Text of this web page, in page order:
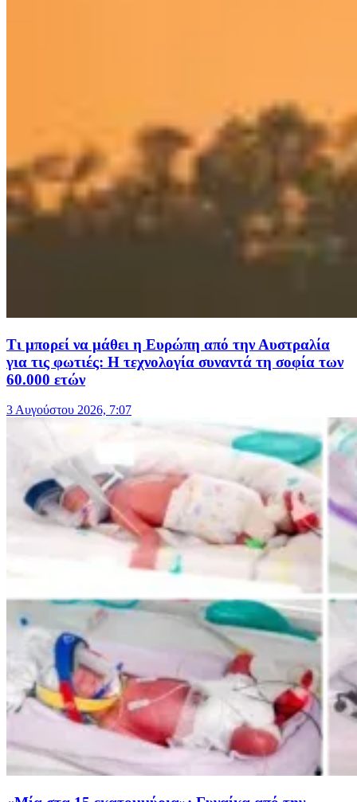
Τι μπορεί να μάθει η Ευρώπη από την Αυστραλία
για τις φωτιές: Η τεχνολογία συναντά τη σοφία των
60.000 ετών
3 Αυγούστου 2026, 7:07